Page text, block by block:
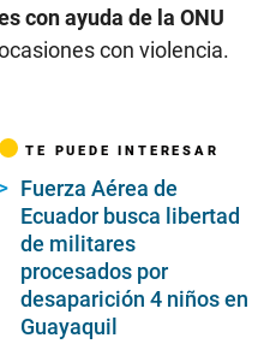
con ayuda de la ONU
con violencia.
TE PUEDE INTERESAR
Fuerza Aérea de
Ecuador busca libertad
de militares
procesados por
desaparición 4 niños en
Guayaquil